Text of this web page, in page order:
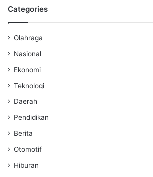
Categories
Olahraga
Nasional
Ekonomi
Teknologi
Daerah
Pendidikan
Berita
Otomotif
Hiburan